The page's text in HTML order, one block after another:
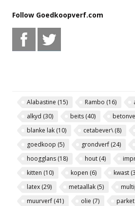
Follow Goedkoopverf.com
Alabastine (15) Rambo (16)
alkyd (30) beits (40)
blanke lak (10) cetabever\(8)
goedkoop (5) grondverf (24)
hoogglans (18) hout (4)
kitten (10) kopen (6) kwast
latex (29) metaallak (5)
muurverf (41) olie (7) parket